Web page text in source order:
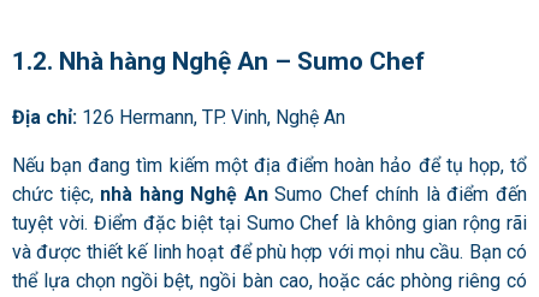
1.2. Nhà hàng Nghệ An – Sumo Chef
Địa chỉ: 126 Hermann, TP. Vinh, Nghệ An
Nếu bạn đang tìm kiếm một địa điểm hoàn hảo để tụ họp, tổ
chức tiệc, nhà hàng Nghệ AnSumo Chef chính là điểm đến
tuyệt vời. Điểm đặc biệt tại Sumo Chef là không gian rộng rãi
và được thiết kế linh hoạt để phù hợp với mọi nhu cầu. Bạn có
thể lựa chọn ngồi bệt, ngồi bàn cao, hoặc các phòng riêng có